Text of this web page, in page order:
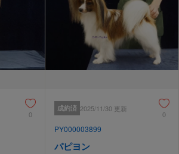
0
成約済 2025/11/30 更新
0
PY000003899
パピヨン